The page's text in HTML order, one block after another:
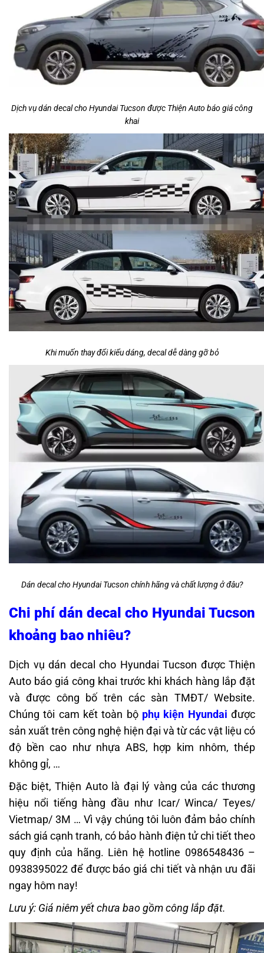
Dịch vụ dán decal cho Hyundai Tucson được Thiện Auto báo giá công
khai
Khi muốn thay đổi kiểu dáng, decal dễ dàng gỡ bỏ
Dán decal cho Hyundai Tucson chính hãng và chất lượng ở đâu?
Chi phídán decal cho Hyundai Tucson
khoảng bao nhiêu?
Dịch vụ dán decal cho Hyundai Tucson được Thiện
Auto báo giá công khai trước khi khách hàng lắp đặt
và được công bố trên các sàn TMĐT/ Website.
Chúng tôi cam kết toàn bộ phụ kiện Hyundai được
sản xuất trên công nghệ hiện đại và từ các vật liệu có
độ bền cao như nhựa ABS, hợp kim nhôm, thép
không gỉ, …
Đặc biệt, Thiện Auto là đại lý vàng của các thương
hiệu nổi tiếng hàng đầu như Icar/ Winca/ Teyes/
Vietmap/ 3M … Vì vậy chúng tôi luôn đảm bảo chính
sách giá cạnh tranh, có bảo hành điện tử chi tiết theo
quy định của hãng. Liên hệ hotline 0986548436 –
0938395022 để được báo giá chi tiết và nhận ưu đãi
ngay hôm nay!
Lưu ý: Giá niêm yết chưa bao gồm công lắp đặt.